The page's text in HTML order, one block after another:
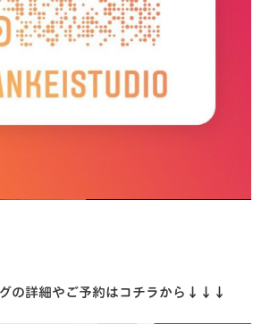
の詳細やご予約はコチラから↓↓↓